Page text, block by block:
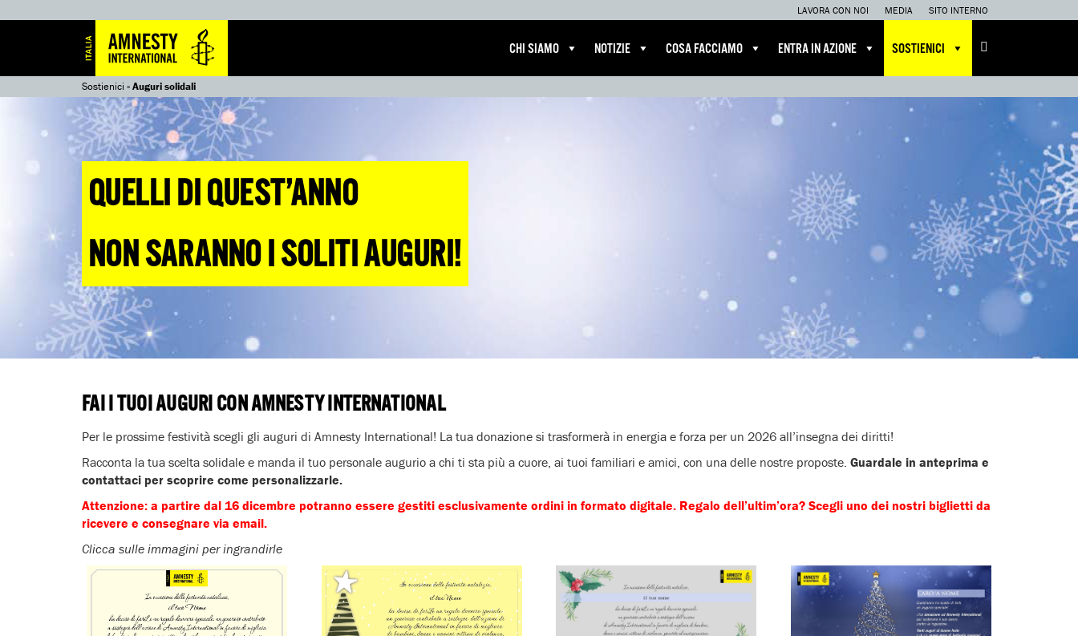
LAVORA CON NOI MEDIA SITO INTERNO
CHI SIAMO NOTIZIE COSA FACCIAMO ENTRA IN AZIONE SOSTIENICI
Sostienici »Auguri solidali
QUELLI DI QUEST’ANNO
NON SARANNO I SOLITI AUGURI!
FAI I TUOI AUGURI CON AMNESTY INTERNATIONAL
Per le prossime festività scegli gli auguri di Amnesty International! La tua donazione si trasformerà in energia e forza per un 2026 all’insegna dei diritti!
Racconta la tua scelta solidale e manda il tuo personale augurio a chi ti sta più a cuore, ai tuoi familiari e amici, con una delle nostre proposte. Guardale in anteprima e
contattaci per scoprire come personalizzarle.
Attenzione: a partire dal 16 dicembre potranno essere gestiti esclusivamente ordini in formato digitale. Regalo dell’ultim’ora? Scegli uno dei nostri biglietti da
ricevere e consegnare via email.
Clicca sulle immagini per ingrandirle